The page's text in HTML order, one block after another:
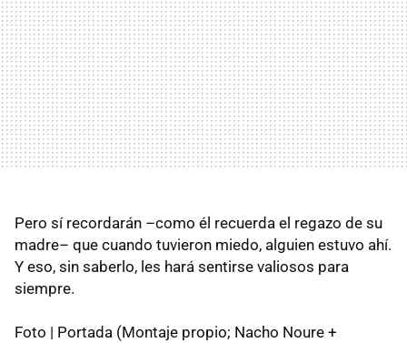
Pero sí recordarán –como él recuerda el regazo de su
madre– que cuando tuvieron miedo, alguien estuvo ahí.
Y eso, sin saberlo, les hará sentirse valiosos para
siempre.
Foto | Portada (Montaje propio; Nacho Noure +